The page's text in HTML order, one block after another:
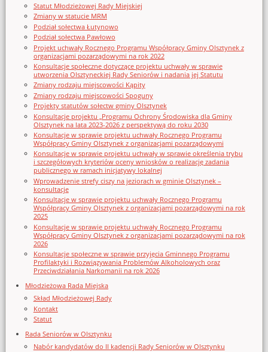
Statut Młodzieżowej Rady Miejskiej
Zmiany w statucie MRM
Podział sołectwa Łutynowo
Podział sołectwa Pawłowo
Projekt uchwały Rocznego Programu Współpracy Gminy Olsztynek z
organizacjami pozarządowymi na rok 2022
Konsultacje społeczne dotyczące projektu uchwały w sprawie
utworzenia Olsztyneckiej Rady Seniorów i nadania jej Statutu
Zmiany rodzaju miejscowości Kąpity
Zmiany rodzaju miejscowości Spoguny
Projekty statutów sołectw gminy Olsztynek
Konsultacje projektu „Programu Ochrony Środowiska dla Gminy
Olsztynek na lata 2023-2026 z perspektywą do roku 2030
Konsultacje w sprawie projektu uchwały Rocznego Programu
Współpracy Gminy Olsztynek z organizacjami pozarządowymi
Konsultacje w sprawie projektu uchwały w sprawie określenia trybu
i szczegółowych kryteriów oceny wniosków o realizację zadania
publicznego w ramach inicjatywy lokalnej
Wprowadzenie strefy ciszy na jeziorach w gminie Olsztynek –
konsultacje
Konsultacje w sprawie projektu uchwały Rocznego Programu
Współpracy Gminy Olsztynek z organizacjami pozarządowymi na rok
2025
Konsultacje w sprawie projektu uchwały Rocznego Programu
Współpracy Gminy Olsztynek z organizacjami pozarządowymi na rok
2026
Konsultacje społeczne w sprawie przyjęcia Gminnego Programu
Profilaktyki i Rozwiązywania Problemów Alkoholowych oraz
Przeciwdziałania Narkomanii na rok 2026
Młodzieżowa Rada Miejska
Skład Młodzieżowej Rady
Kontakt
Statut
Rada Seniorów w Olsztynku
Nabór kandydatów do II kadencji Rady Seniorów w Olsztynku